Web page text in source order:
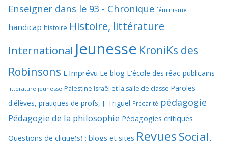
Enseigner dans le 93 - Chronique féminisme
handicap histoire Histoire, littérature
International Jeunesse KroniKs des
Robinsons L'Imprévu Le blog L'école des réac-publicains
littérature jeunesse Palestine Israël et la salle de classe Paroles
d'élèves, pratiques de profs, J. Triguel Précarité pédagogie
Pédagogie de la philosophie Pédagogies critiques
Questions de clique(s) : blogs et sites RevuesSocial,